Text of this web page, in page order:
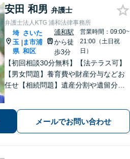
安田 和男 弁護士
弁護士法人KTG 浦和法律事務所
埼
玉
県
|
さいた
ま市浦
和区
浦和駅
から徒
歩3分
営業時間：09:00~
21:00（土日祝
日）
【初回相談30分無料】【法テラス可】
【男女問題】養育費や財産分与などお
任せ【相続問題】遺産分割や遺留分、
も的確に解決【休日・夜間面談可】
【浦和駅3分】
メールでお問い合わせ